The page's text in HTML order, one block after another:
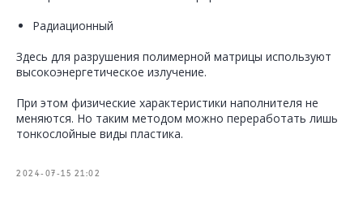
Радиационный
Здесь для разрушения полимерной матрицы используют
высокоэнергетическое излучение.
При этом физические характеристики наполнителя не
меняются. Но таким методом можно переработать лишь
тонкослойные виды пластика.
2024-07-15 21:02